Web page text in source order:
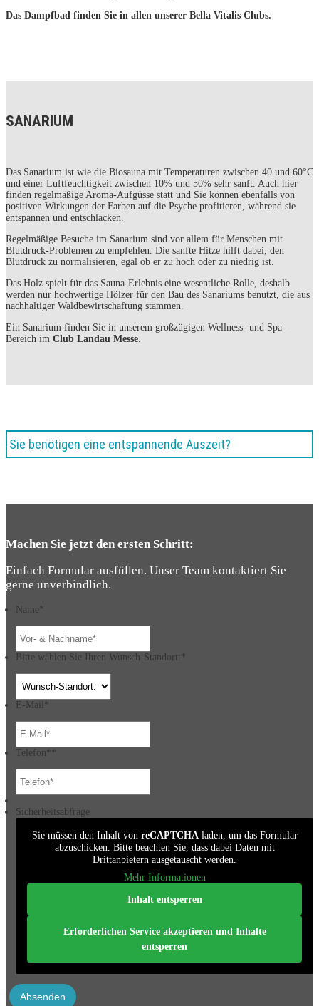
Das Dampfbad finden Sie in allen unserer Bella Vitalis Clubs.
SANARIUM
Das Sanarium ist wie die Biosauna mit Temperaturen zwischen 40 und 60°C
und einer Luftfeuchtigkeit zwischen 10% und 50% sehr sanft. Auch hier
finden regelmäßige Aroma-Aufgüsse statt und Sie können ebenfalls von
positiven Wirkungen der Farben auf die Psyche profitieren, während sie
entspannen und entschlacken.
Regelmäßige Besuche im Sanarium sind vor allem für Menschen mit
Blutdruck-Problemen zu empfehlen. Die sanfte Hitze hilft dabei, den
Blutdruck zu normalisieren, egal ob er zu hoch oder zu niedrig ist.
Das Holz spielt für das Sauna-Erlebnis eine wesentliche Rolle, deshalb
werden nur hochwertige Hölzer für den Bau des Sanariums benutzt, die aus
nachhaltiger Waldbewirtschaftung stammen.
Ein Sanarium finden Sie in unserem großzügigen Wellness- und Spa-
Bereich im Club Landau Messe.
Sie benötigen eine entspannende Auszeit?
Machen Sie jetzt den ersten Schritt:
Einfach Formular ausfüllen. Unser Team kontaktiert Sie
gerne unverbindlich.
Name *
Bitte wählen Sie Ihren Wunsch-Standort: *
E-Mail *
Telefon**
Sicherheitsabfrage
Sie müssen den Inhalt von reCAPTCHAladen, um das Formular
abzuschicken. Bitte beachten Sie, dass dabei Daten mit
Drittanbietern ausgetauscht werden.
Mehr Informationen
Inhalt entsperren
Erforderlichen Service akzeptieren und Inhalte
entsperren